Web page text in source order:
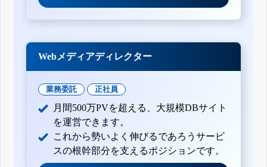
Webメディアディレクター
業務委託 正社員
月間500万PVを超える、大規模DBサイト
を運営できます。
これから勢いよく伸びるであろうサービ
スの根幹部分を支えるポジションです。